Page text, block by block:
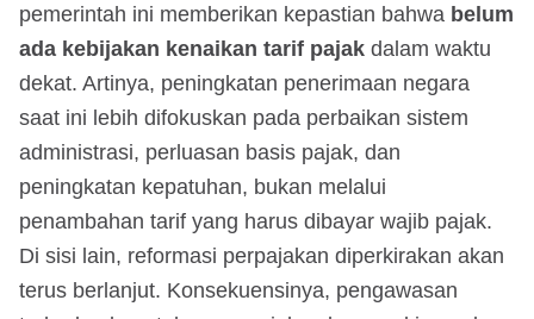
pemerintah ini memberikan kepastian bahwa belum
ada kebijakan kenaikan tarif pajak dalam waktu
dekat. Artinya, peningkatan penerimaan negara
saat ini lebih difokuskan pada perbaikan sistem
administrasi, perluasan basis pajak, dan
peningkatan kepatuhan, bukan melalui
penambahan tarif yang harus dibayar wajib pajak.
Di sisi lain, reformasi perpajakan diperkirakan akan
terus berlanjut. Konsekuensinya, pengawasan